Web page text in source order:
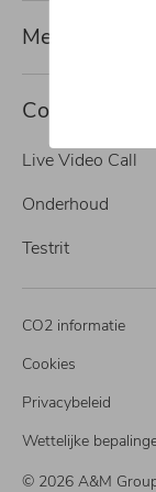
Merken
Contact
Live Video Call
Onderhoud
Testrit
© 2026 A&M
CO2 informatie
Cookies
Privacybeleid
Wettelijke